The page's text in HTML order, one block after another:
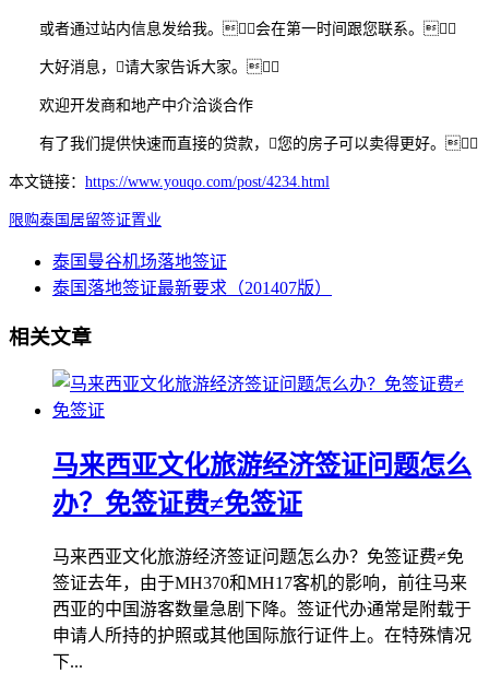
或者通过站内信息发给我。会在第一时间跟您联系。
大好消息，请大家告诉大家。
欢迎开发商和地产中介洽谈合作
有了我们提供快速而直接的贷款，您的房子可以卖得更好。
本文链接： https://www.youqo.com/post/4234.html
限购泰国 居留签证置业
泰国曼谷机场落地签证
泰国落地签证最新要求（201407版）
相关文章
马来西亚文化旅游经济签证问题怎么
办？免签证费≠免签证
马来西亚文化旅游经济签证问题怎么办？免签证费≠免
签证去年，由于MH370和MH17客机的影响，前往马来
西亚的中国游客数量急剧下降。签证代办通常是附载于
申请人所持的护照或其他国际旅行证件上。在特殊情况
下...